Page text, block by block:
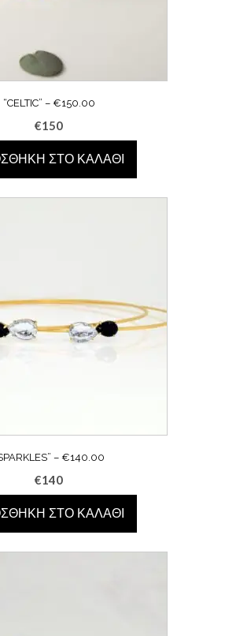
“CELTIC” – €150.00
€150
ΣΤΟ ΚΑΛΆΘΙ
– €140.00
€140
ΣΤΟ ΚΑΛΆΘΙ